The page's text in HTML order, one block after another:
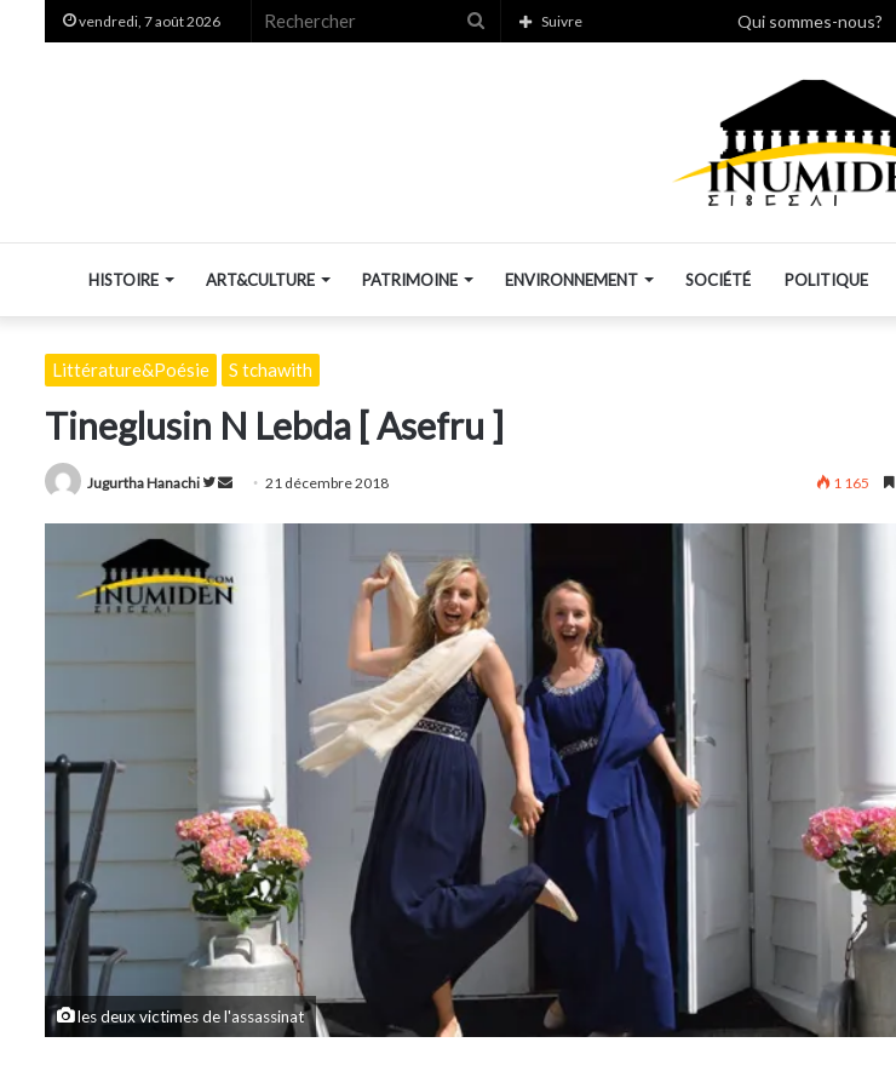
vendredi, 7 août 2026 Rechercher
Suivre Qui sommes-nous?
HISTOIRE ART&CULTURE PATRIMOINE ENVIRONNEMENT SOCIÉTÉ POLITIQUE
Littérature&Poésie S tchawith
Tineglusin N Lebda [ Asefru ]
Jugurtha Hanachi
Suivre
Envoyer21 décembre 2018 1 165
les deux victimes de l'assassinat